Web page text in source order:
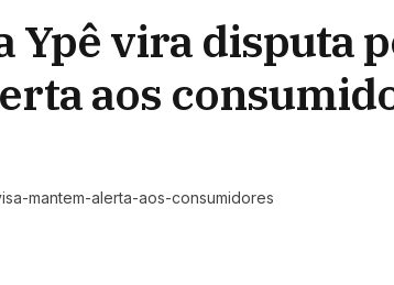
Ypê vira disputa
aos